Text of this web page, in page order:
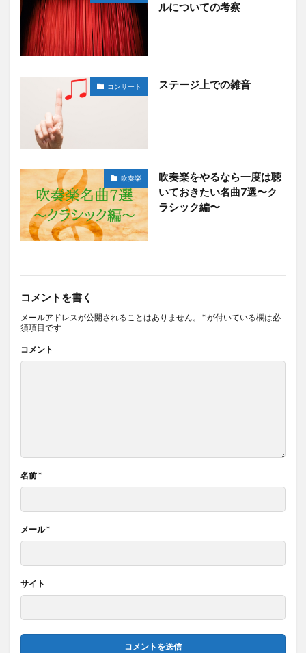
ルについての考察
コンサート ステージ上での雑音
吹奏楽
吹奏楽をやるなら一度は聴
いておきたい名曲7選〜ク
ラシック編〜
コメントを書く
メールアドレスが公開されることはありません。 *が付いている欄は必
須項目です
コメント
名前*
メール*
サイト